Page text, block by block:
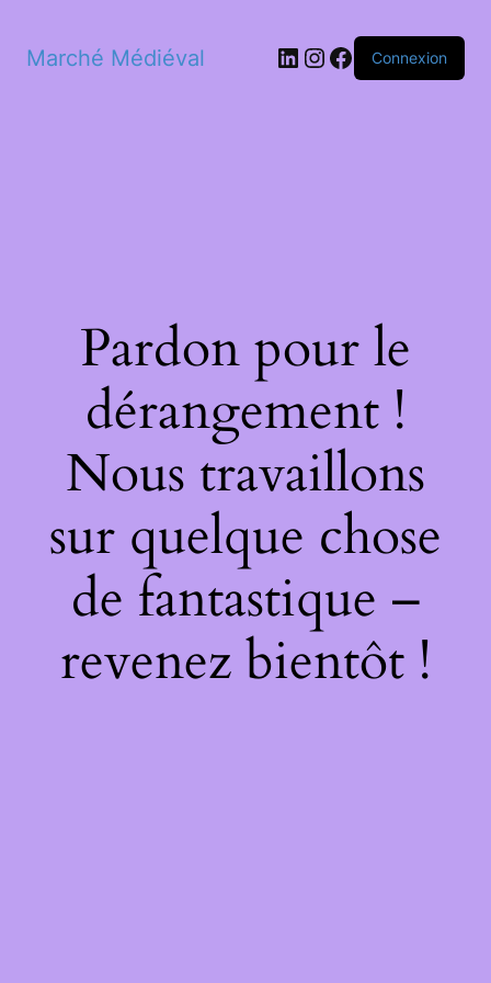
Marché Médiéval LinkedIn
Instagram
Facebook
Connexion
Pardon pour le
dérangement !
Nous travaillons
sur quelque chose
de fantastique –
revenez bientôt !